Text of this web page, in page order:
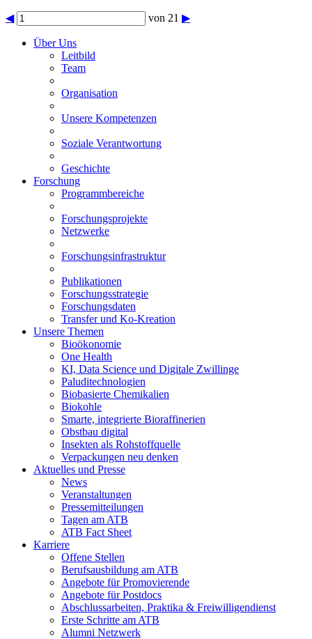
◀ von 21 ▶
Über Uns
Leitbild
Team
Organisation
Unsere Kompetenzen
Soziale Verantwortung
Geschichte
Forschung
Programmbereiche
Forschungsprojekte
Netzwerke
Forschungsinfrastruktur
Publikationen
Forschungsstrategie
Forschungsdaten
Transfer und Ko-Kreation
Unsere Themen
Bioökonomie
One Health
KI, Data Science und Digitale Zwillinge
Paluditechnologien
Biobasierte Chemikalien
Biokohle
Smarte, integrierte Bioraffinerien
Obstbau digital
Insekten als Rohstoffquelle
Verpackungen neu denken
Aktuelles und Presse
News
Veranstaltungen
Pressemitteilungen
Tagen am ATB
ATB Fact Sheet
Karriere
Offene Stellen
Berufsausbildung am ATB
Angebote für Promovierende
Angebote für Postdocs
Abschlussarbeiten, Praktika & Freiwilligendienst
Erste Schritte am ATB
Alumni Netzwerk